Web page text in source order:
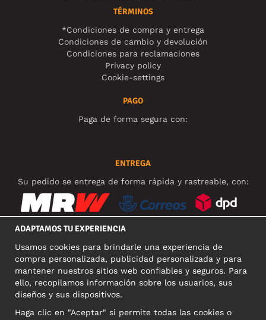
TÉRMINOS
*Condiciones de compra y entrega
Condiciones de cambio y devolución
Condiciones para reclamaciones
Privacy policy
Cookie-settings
PAGO
Paga de forma segura con:
ENTREGA
Su pedido se entrega de forma rápida y rastreable, con:
REDES SOCIALES
DIRECCIÓN COMERCIAL
Motley Denim Europe OÜ
ADAPTAMOS TU EXPERIENCIA
Usamos cookies para brindarle una experiencia de
compra personalizada, publicidad personalizada y para
mantener nuestros sitios web confiables y seguros. Para
ello, recopilamos información sobre los usuarios, sus
diseños y sus dispositivos.
Haga clic en "Aceptar" si permite todas las cookies o